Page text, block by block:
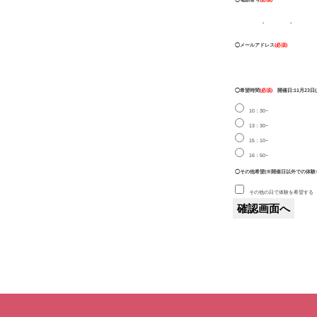
- -
◯メールアドレス(必須)
◯希望時間(必須) 開催日:11月23日(
10：30~
13：30~
15：10~
16：50~
◯その他希望(※開催日以外での体験
その他の日で体験を希望する